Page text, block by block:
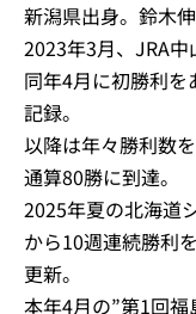
新潟県出身。鈴木
2023年3月、JRA中
同年4月に初勝利
記録。
以降は年々勝利数
通算80勝に到達。
2025年夏の北海道
から10週連続勝利
更新。
本年4月の”第1回